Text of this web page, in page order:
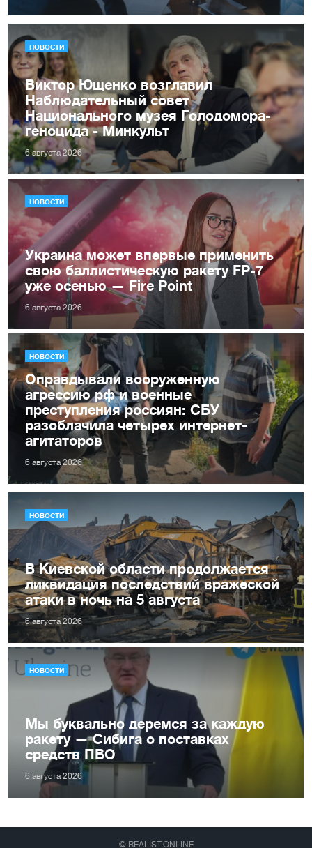
НОВОСТИ
Виктор Ющенко возглавил
Наблюдательный совет
Национального музея Голодомора-
геноцида - Минкульт
6 августа 2026
НОВОСТИ
Украина может впервые применить
свою баллистическую ракету FP-7
уже осенью — Fire Point
6 августа 2026
НОВОСТИ
Оправдывали вооруженную
агрессию рф и военные
преступления россиян: СБУ
разоблачила четырех интернет-
агитаторов
6 августа 2026
НОВОСТИ
В Киевской области продолжается
ликвидация последствий вражеской
атаки в ночь на 5 августа
6 августа 2026
НОВОСТИ
Мы буквально деремся за каждую
ракету — Сибига о поставках
средств ПВО
6 августа 2026
© REALIST.ONLINE